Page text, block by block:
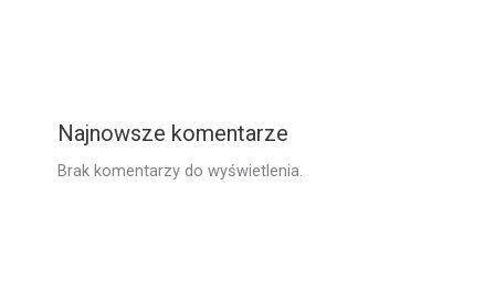
Najnowsze komentarze
Brak komentarzy do wyświetlenia.